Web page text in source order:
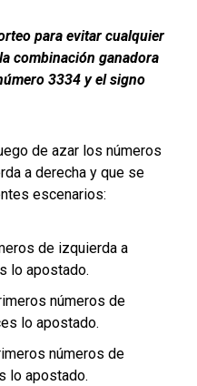
para evitar cualquier
combinación ganadora
3334 y el signo
de azar los números
a derecha y que se
escenarios:
de izquierda a
lo apostado.
números de
lo apostado.
números de
lo apostado.